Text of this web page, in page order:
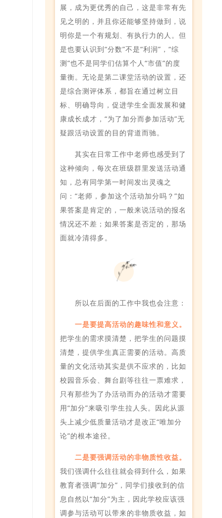
展，成为更优秀的自己，这是非常有先
见之明的，并且你还能够坚持做到，说
明你是一个有规划、有执行力的人。但
是也要认识到“分数”不是“利润”，“综
测”也不是同学们估算个人“市值”的度
量衡。无论是第二课堂活动的设置，还
是综合测评体系，都旨在通过树立目
标、明确导向，促进学生全面发展和健
康成长成才，“为了加分而参加活动”无
疑跟活动设置的目的背道而驰。
其实在日常工作中老师也感受到了
这种倾向，每次在班级群里发送活动通
知，总有同学第一时间发出灵魂之
问：“老师，参加这个活动加分吗？”如
果答案是肯定的，一般来说活动的报名
情况还不差；如果答案是否定的，那场
面就冷清得多。
所以在后面的工作中我也会注意：
一是要提高活动的趣味性和意义。
把学生的需求摸清楚，把学生的问题摸
清楚，提供学生真正需要的活动。高质
量的文化活动其实是供不应求的，比如
校园音乐会、舞台剧等往往一票难求，
只有那些为了办活动而办的活动才需要
用“加分”来吸引学生拉人头。因此从源
头上减少低质量活动才是改正“唯加分
论”的根本途径。
二是要强调活动的非物质性收益。
我们强调什么往往就会得到什么，如果
教育者强调“加分”，同学们接收到的信
息自然以“加分”为主，因此学校应该强
调参与活动可以带来的非物质收益，如